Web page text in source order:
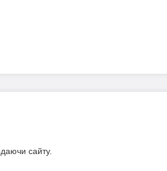
сайту.